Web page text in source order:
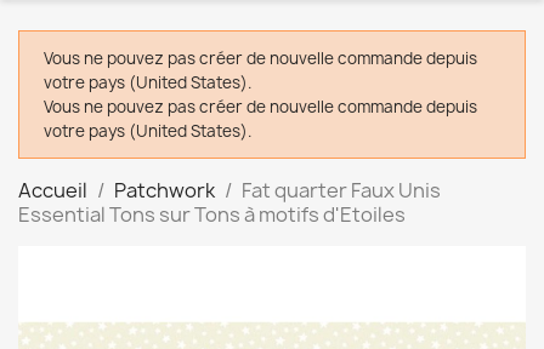
Vous ne pouvez pas créer de nouvelle commande depuis
votre pays (United States).
Vous ne pouvez pas créer de nouvelle commande depuis
votre pays (United States).
Accueil Patchwork
Fat quarter Faux Unis
Essential Tons sur Tons à motifs d'Etoiles